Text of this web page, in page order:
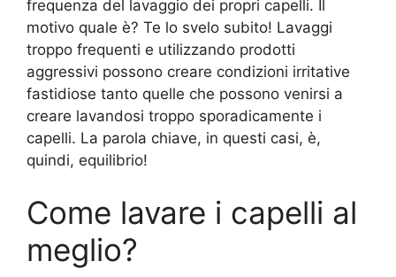
frequenza del lavaggio dei propri capelli. Il
motivo quale è? Te lo svelo subito! Lavaggi
troppo frequenti e utilizzando prodotti
aggressivi possono creare condizioni irritative
fastidiose tanto quelle che possono venirsi a
creare lavandosi troppo sporadicamente i
capelli. La parola chiave, in questi casi, è,
quindi, equilibrio!
Come lavare i capelli al
meglio?